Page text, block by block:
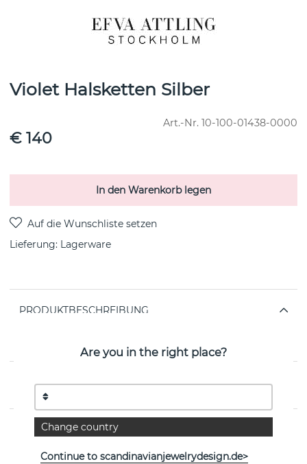
Violet Halsketten Silber
Art.-Nr. 10-100-01438-0000
€ 140
In den Warenkorb legen
Lieferung: Lagerware
PRODUKTBESCHREIBUNG
schwedischen Marke Efva Attling
EIGENSCHAFTEN
Weitere Artikel ansehen
Are you in the right place?
Change country
Continue to scandinavianjewelrydesign.de>